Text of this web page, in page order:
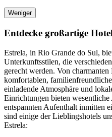
Weniger
Entdecke großartige
Estrela, in Rio Grande do Sul,
Unterkunftsstilen, die
gerecht werden. Von
komfortablen,
einladende Atmosphäre und
Einrichtungen bieten
entspannten Aufenthalt inmitten
sind einige der Lieblingshotels
Estrela: